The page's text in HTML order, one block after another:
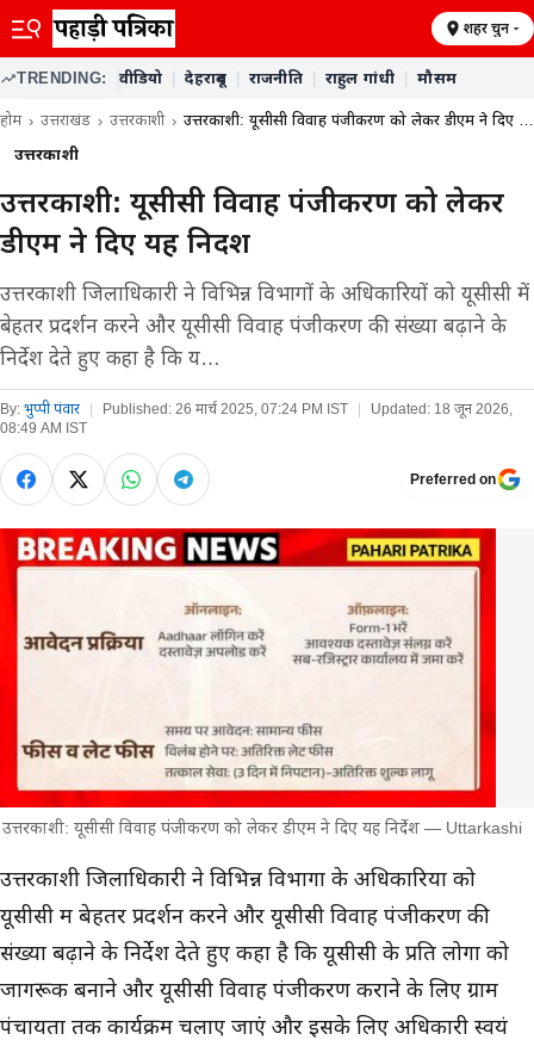
शहर चुनें
TRENDING: वीडियो देहरादून राजनीति राहुल गांधी मौसम
होम उत्तराखंड उत्तरकाशी उत्तरकाशी: यूसीसी विवाह पंजीकरण को लेकर डीएम ने दिए य…
उत्तरकाशी
उत्तरकाशी: यूसीसी विवाह पंजीकरण को लेकर
डीएम ने दिए यह निर्देश
उत्तरकाशी जिलाधिकारी ने विभिन्न विभागों के अधिकारियों को यूसीसी में
बेहतर प्रदर्शन करने और यूसीसी विवाह पंजीकरण की संख्या बढ़ाने के
निर्देश देते हुए कहा है कि य…
By: भुप्पी पंवार Published: 26 मार्च 2025, 07:24 PM IST Updated: 18 जून 2026,
08:49 AM IST
Preferred on
उत्तरकाशी: यूसीसी विवाह पंजीकरण को लेकर डीएम ने दिए यह निर्देश — Uttarkashi
मुख्य समाचार
उत्तरकाशी जिलाधिकारी ने विभिन्न विभागों के अधिकारियों को
यूसीसी में बेहतर प्रदर्शन करने और यूसीसी विवाह पंजीकरण की
संख्या बढ़ाने के निर्देश देते हुए कहा है कि यूसीसी के प्रति लोगों को
जागरूक बनाने और यूसीसी विवाह पंजीकरण कराने के लिए ग्राम
पंचायतों तक कार्यक्रम चलाए जाएं और इसके लिए अधिकारी स्वयं